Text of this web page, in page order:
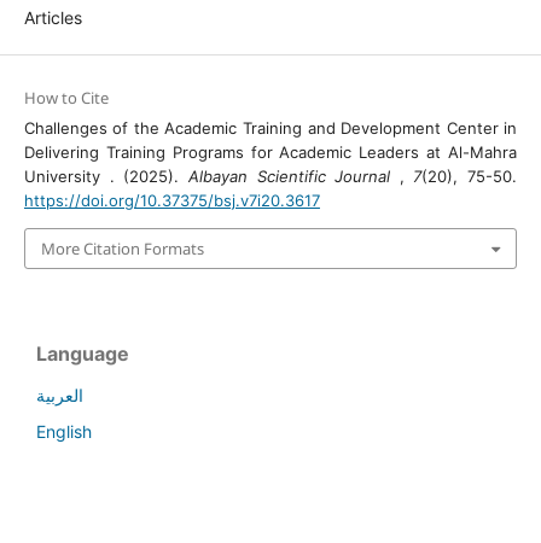
Articles
How to Cite
Challenges of the Academic Training and Development Center in
Delivering Training Programs for Academic Leaders at Al-Mahra
University . (2025). Albayan Scientific Journal , 7(20), 75-50.
https://doi.org/10.37375/bsj.v7i20.3617
More Citation Formats
Language
العربية
English